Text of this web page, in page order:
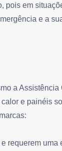
pois em
e a
a
e painéis
requerem